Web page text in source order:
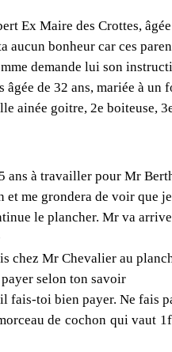
Ex Maire des Crottes,
aucun bonheur car ces
demande lui son
de 32 ans, mariée à
ainée goitre, 2e boiteuse,
ans à travailler pour Mr
me grondera de voir que
le plancher. Mr va
chez Mr Chevalier au
selon ton savoir
toi bien payer. Ne fais
de cochon qui vaut